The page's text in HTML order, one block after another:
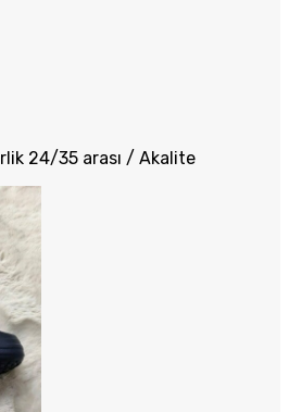
24/35 arası / Akalite